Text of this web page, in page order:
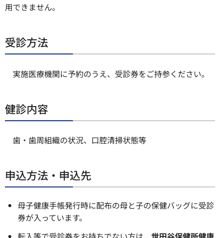
用できません。
受診方法
実施医療機関に予約のうえ、受診券をご持参ください。
健診内容
歯・歯周組織の状況、口腔清掃状態等
申込方法・申込先
母子健康手帳発行時に配布の母と子の保健バッグに受診
券が入っています。